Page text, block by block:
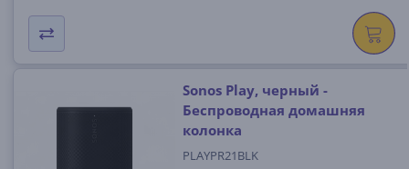
Sonos Play, черный -
Беспроводная домашняя
колонка
PLAYPR21BLK